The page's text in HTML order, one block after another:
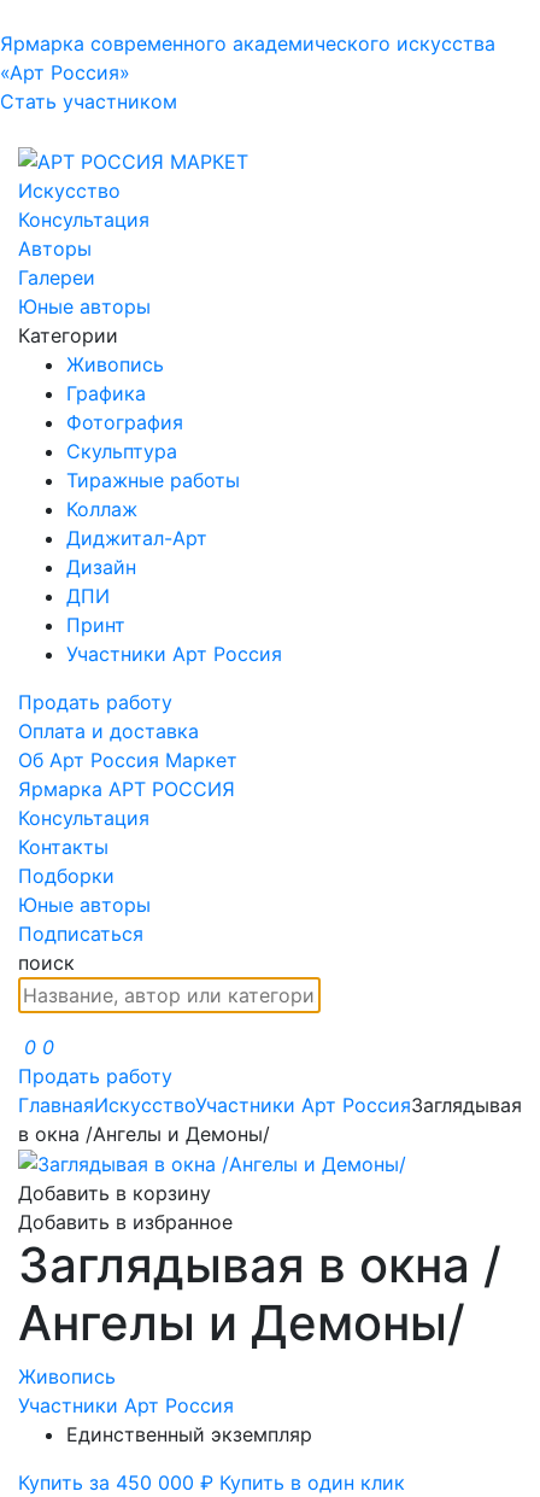
Ярмарка современного академического искусства
«Арт Россия»
Стать участником
Искусство
Консультация
Авторы
Галереи
Юные авторы
Категории
Живопись
Графика
Фотография
Скульптура
Тиражные работы
Коллаж
Диджитал-Арт
Дизайн
ДПИ
Принт
Участники Арт Россия
Продать работу
Оплата и доставка
Об Арт Россия Маркет
Ярмарка АРТ РОССИЯ
Консультация
Контакты
Подборки
Юные авторы
Подписаться
поиск
0 0
Продать работу
ГлавнаяИскусствоУчастники Арт РоссияЗаглядывая
в окна /Ангелы и Демоны/
Добавить в корзину
Добавить в избранное
Заглядывая в окна /
Ангелы и Демоны/
Живопись
Участники Арт Россия
Единственный экземпляр
Купить за 450 000 ₽ Купить в один клик